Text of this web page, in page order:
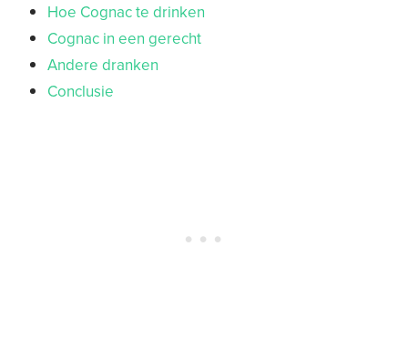
Hoe Cognac te drinken
Cognac in een gerecht
Andere dranken
Conclusie